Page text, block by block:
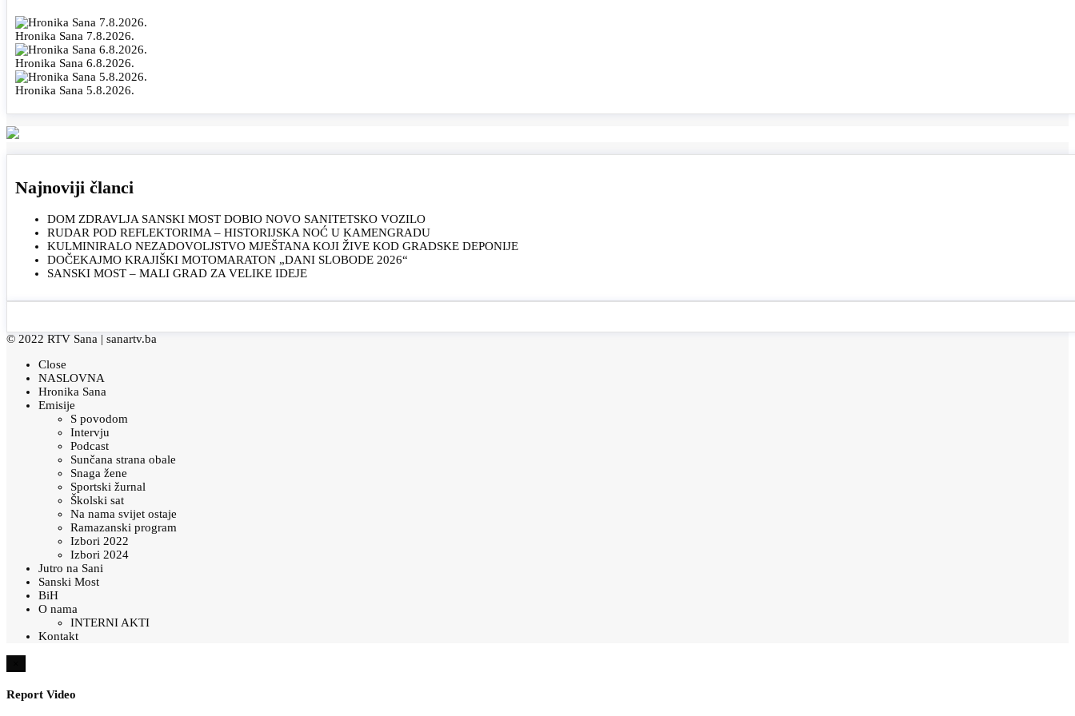
Hronika Sana 7.8.2026.
Hronika Sana 6.8.2026.
Hronika Sana 5.8.2026.
Najnoviji članci
DOM ZDRAVLJA SANSKI MOST DOBIO NOVO SANITETSKO VOZILO
RUDAR POD REFLEKTORIMA – HISTORIJSKA NOĆ U KAMENGRADU
KULMINIRALO NEZADOVOLJSTVO MJEŠTANA KOJI ŽIVE KOD GRADSKE DEPONIJE
DOČEKAJMO KRAJIŠKI MOTOMARATON „DANI SLOBODE 2026“
SANSKI MOST – MALI GRAD ZA VELIKE IDEJE
© 2022 RTV Sana | sanartv.ba
Close
NASLOVNA
Hronika Sana
Emisije
S povodom
Intervju
Podcast
Sunčana strana obale
Snaga žene
Sportski žurnal
Školski sat
Na nama svijet ostaje
Ramazanski program
Izbori 2022
Izbori 2024
Jutro na Sani
Sanski Most
BiH
O nama
INTERNI AKTI
Kontakt
Report Video